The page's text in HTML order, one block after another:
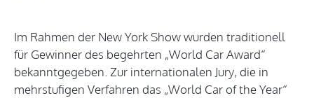
Im Rahmen der New York Show wurden traditionell
für Gewinner des begehrten „World Car Award“
bekanntgegeben. Zur internationalen Jury, die in
mehrstufigen Verfahren das „World Car of the Year“